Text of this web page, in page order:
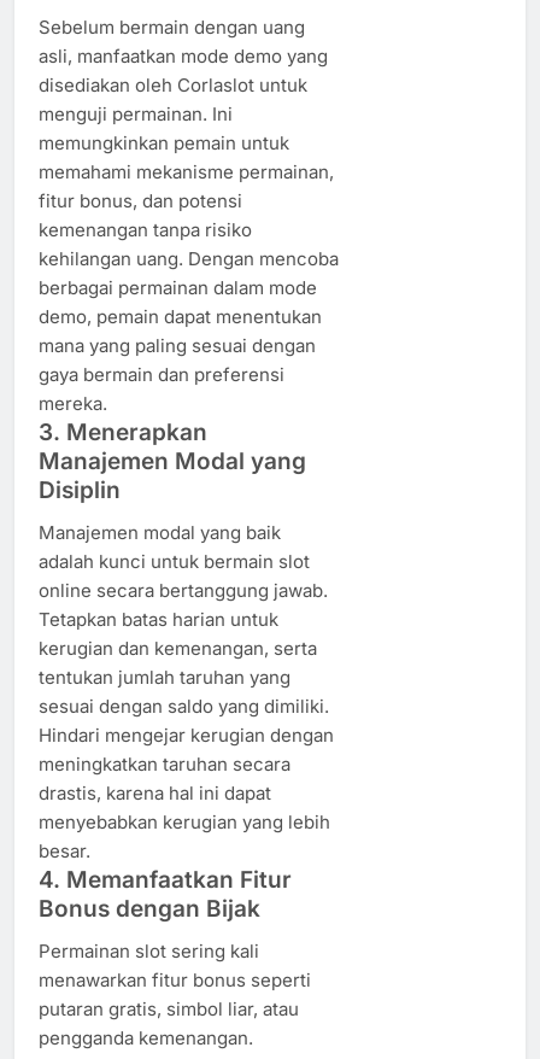
Sebelum bermain dengan uang
asli, manfaatkan mode demo yang
disediakan oleh Corlaslot untuk
menguji permainan. Ini
memungkinkan pemain untuk
memahami mekanisme permainan,
fitur bonus, dan potensi
kemenangan tanpa risiko
kehilangan uang. Dengan mencoba
berbagai permainan dalam mode
demo, pemain dapat menentukan
mana yang paling sesuai dengan
gaya bermain dan preferensi
mereka.
3. Menerapkan
Manajemen Modal yang
Disiplin
Manajemen modal yang baik
adalah kunci untuk bermain slot
online secara bertanggung jawab.
Tetapkan batas harian untuk
kerugian dan kemenangan, serta
tentukan jumlah taruhan yang
sesuai dengan saldo yang dimiliki.
Hindari mengejar kerugian dengan
meningkatkan taruhan secara
drastis, karena hal ini dapat
menyebabkan kerugian yang lebih
besar.
4. Memanfaatkan Fitur
Bonus dengan Bijak
Permainan slot sering kali
menawarkan fitur bonus seperti
putaran gratis, simbol liar, atau
pengganda kemenangan.